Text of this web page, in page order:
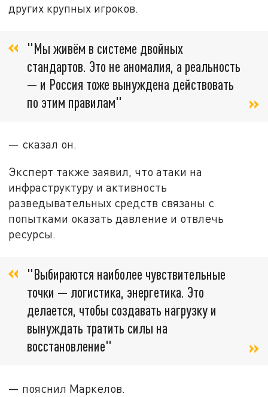
других крупных игроков.
"Мы живём в системе двойных
стандартов. Это не аномалия, а реальность
— и Россия тоже вынуждена действовать
по этим правилам"
— сказал он.
Эксперт также заявил, что атаки на
инфраструктуру и активность
разведывательных средств связаны с
попытками оказать давление и отвлечь
ресурсы.
"Выбираются наиболее чувствительные
точки — логистика, энергетика. Это
делается, чтобы создавать нагрузку и
вынуждать тратить силы на
восстановление"
— пояснил Маркелов.